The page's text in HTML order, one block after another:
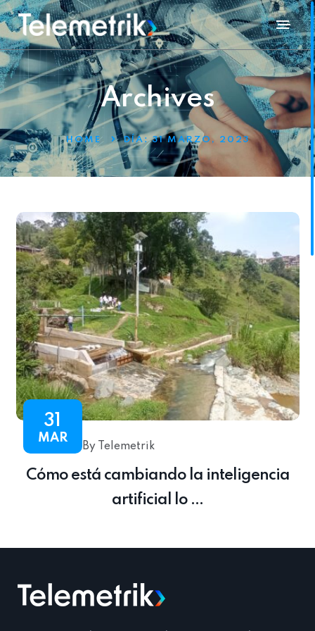
Archives
HOME DÍA:31 MARZO, 2023
31
MAR
By Telemetrik
Cómo está cambiando la inteligencia
artificial lo ...